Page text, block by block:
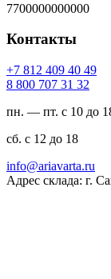
7700000000000
Контакты
94 04 904 218 7+
23 13 707 008 8
пн. — пт. с 10 до
сб. с 12 до 18
ur.atravaira@ofni
Адрес склада: г.